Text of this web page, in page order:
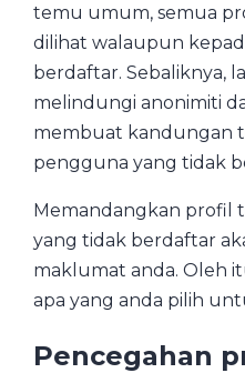
temu umum, semua
dilihat walaupun
berdaftar. Sebaliknya,
melindungi anonimiti
membuat kandungan
pengguna yang tidak
Memandangkan profil
yang tidak berdaftar
maklumat anda. Oleh
apa yang anda pilih
Pencegahan